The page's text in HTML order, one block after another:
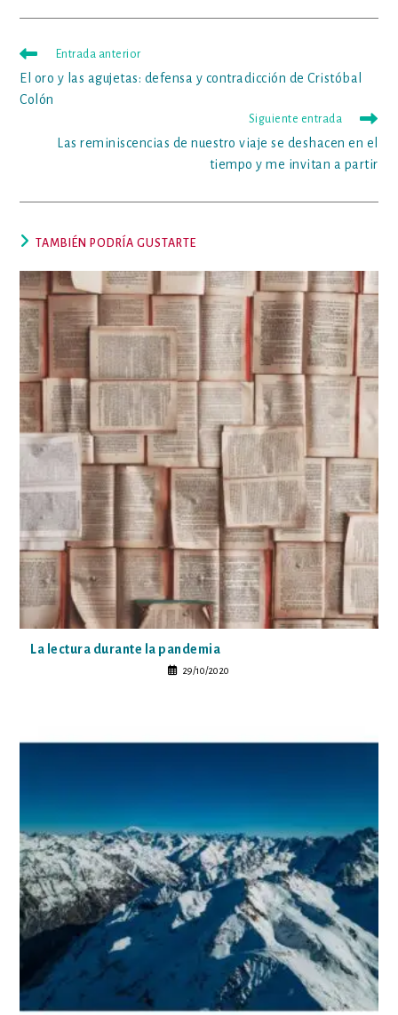
una
una
Leer
artículos
Entrada anterior
El oro y las agujetas: defensa y contradicción de Cristóbal
Colón
Siguiente entrada
Las reminiscencias de nuestro viaje se deshacen en el
tiempo y me invitan a partir
TAMBIÉN PODRÍA GUSTARTE
La lectura durante la pandemia
29/10/2020